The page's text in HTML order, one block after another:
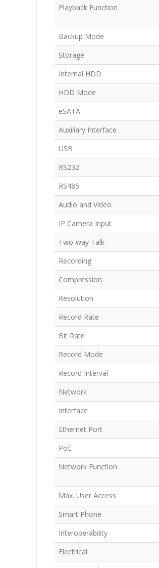
Playback Function
Backup Mode
Storage
Internal HDD
HDD Mode
eSATA
Auxiliary Interface
USB
RS232
RS485
Audio and Video
IP Camera Input
Two-way Talk
Recording
Compression
Resolution
Record Rate
Bit Rate
Record Mode
Record Interval
Network
Interface
Ethernet Port
PoE
Network Function
Max. User Access
Smart Phone
Interoperability
Electrical